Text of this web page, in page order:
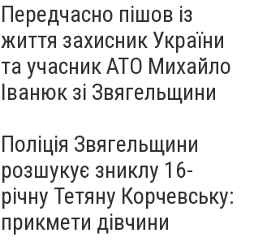
Передчасно пішов із
життя захисник України
та учасник АТО Михайло
Іванюк зі Звягельщини
Поліція Звягельщини
розшукує зниклу 16-
річну Тетяну Корчевську:
прикмети дівчини